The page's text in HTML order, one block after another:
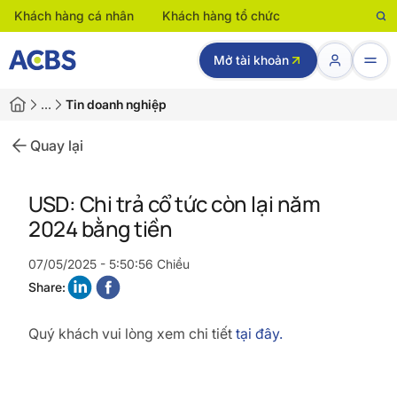
Khách hàng cá nhân Khách hàng tổ chức
Mở tài khoản
… Tin doanh nghiệp
Quay lại
USD: Chi trả cổ tức còn lại năm
2024 bằng tiền
07/05/2025 - 5:50:56 Chiều
Share:
Quý khách vui lòng xem chi tiết tại đây.